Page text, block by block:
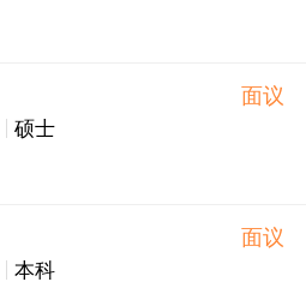
面议
硕士
面议
本科